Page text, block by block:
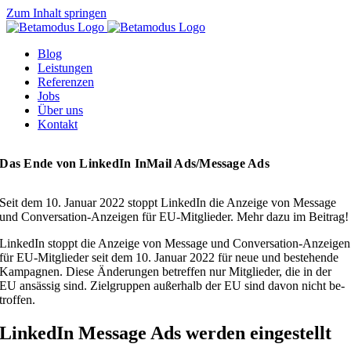
Zum Inhalt springen
Blog
Leis­tun­gen
Re­fe­ren­zen
Jobs
Über uns
Kon­takt
Das Ende von Lin­ke­dIn In­Mail Ads/Message Ads
Seit dem 10. Ja­nu­ar 2022 stoppt Lin­ke­dIn die An­zei­ge von Mes­sa­ge
und Con­ver­sa­ti­on-An­zei­gen für EU-Mit­glie­der. Mehr dazu im Bei­trag!
Lin­ke­dIn stoppt die An­zei­ge von Mes­sa­ge und Con­ver­sa­ti­on-An­zei­gen
für EU-Mit­glie­der seit dem 10. Ja­nu­ar 2022 für neue und be­stehen­de
Kam­pa­gnen. Die­se Än­de­run­gen be­tref­fen nur Mit­glie­der, die in der
EU an­säs­sig sind. Ziel­grup­pen au­ßer­halb der EU sind da­von nicht be­
trof­fen.
Lin­ke­dIn Mes­sa­ge Ads wer­den ein­ge­stellt